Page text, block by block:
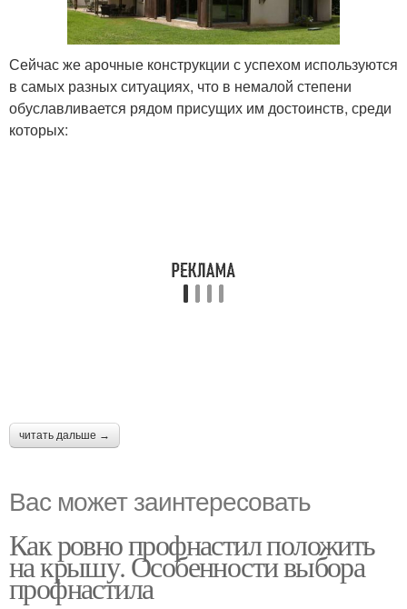
Сейчас же арочные конструкции с успехом используются
в самых разных ситуациях, что в немалой степени
обуславливается рядом присущих им достоинств, среди
которых:
читать дальше →
Вас может заинтересовать
Как ровно профнастил положить
на крышу. Особенности выбора
профнастила